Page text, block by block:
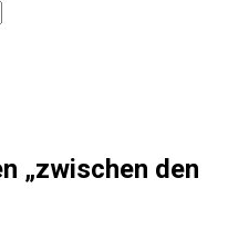
„zwischen den